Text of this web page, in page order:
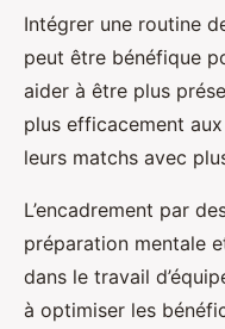
Intégrer une routine
peut être bénéfique
aider à être plus
plus efficacement
leurs matchs avec
L’encadrement par
préparation mentale
dans le travail
à optimiser les